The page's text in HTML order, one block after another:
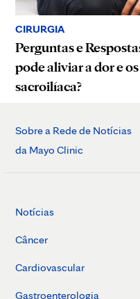
CIRURGIA
Perguntas e
pode aliviar a dor e
sacroilíaca?
Sobre a Rede de Notícias
da Mayo Clinic
Notícias
Câncer
Cardiovascular
Gastroenterologia